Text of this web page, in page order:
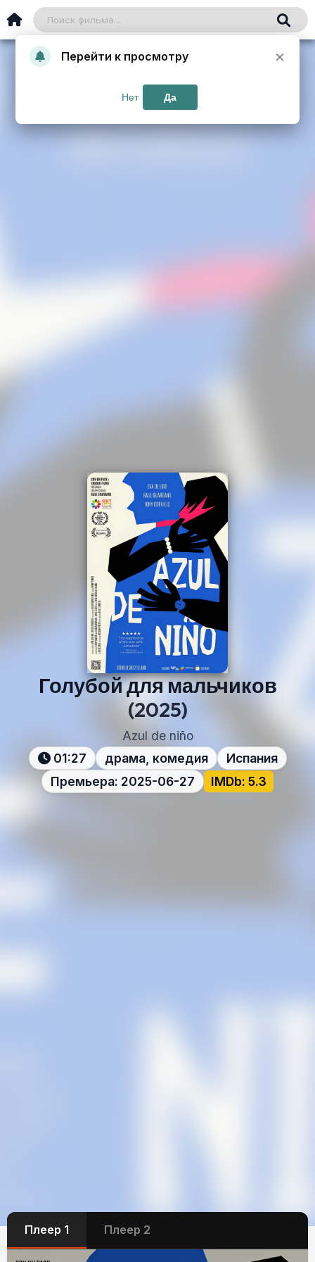
Голубой для мальчиков
(2025)
Azul de niño
01:27
драма, комедия
Испания
Премьера: 2025-06-27
IMDb: 5.3
Плеер 1 Плеер 2
Перейти к просмотру ×
Нет Да